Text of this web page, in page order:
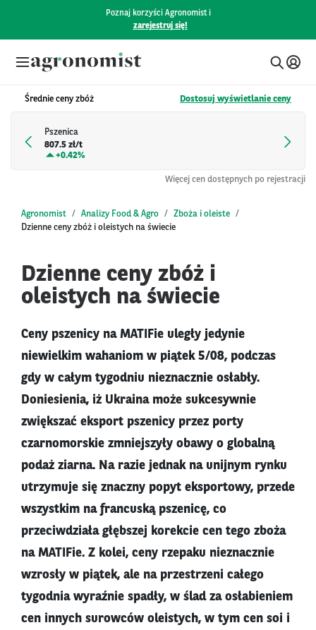
Poznaj korzyści Agronomist i
zarejestruj się!
Średnie ceny zbóż Dostosuj wyświetlanie ceny
Pszenica
807.5 zł/t
+0.42%
Więcej cen dostępnych po rejestracji
Agronomist Analizy Food & Agro
Zboża i oleiste
Dzienne ceny zbóż i oleistych na świecie
Dzienne ceny zbóż i
oleistych na świecie
Ceny pszenicy na MATIFie uległy jedynie
niewielkim wahaniom w piątek 5/08, podczas
gdy w całym tygodniu nieznacznie osłabły.
Doniesienia, iż Ukraina może sukcesywnie
zwiększać eksport pszenicy przez porty
czarnomorskie zmniejszyły obawy o globalną
podaż ziarna. Na razie jednak na unijnym rynku
utrzymuje się znaczny popyt eksportowy, przede
wszystkim na francuską pszenicę, co
przeciwdziała głębszej korekcie cen tego zboża
na MATIFie. Z kolei, ceny rzepaku nieznacznie
wzrosły w piątek, ale na przestrzeni całego
tygodnia wyraźnie spadły, w ślad za osłabieniem
cen innych surowców oleistych, w tym cen soi i